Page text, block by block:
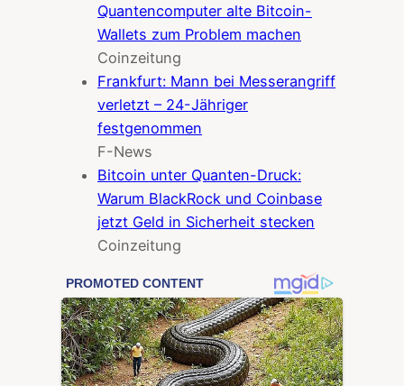
Quantencomputer alte Bitcoin-
Wallets zum Problem machen
Coinzeitung
Frankfurt: Mann bei Messerangriff
verletzt – 24-Jähriger
festgenommen
F-News
Bitcoin unter Quanten-Druck:
Warum BlackRock und Coinbase
jetzt Geld in Sicherheit stecken
Coinzeitung